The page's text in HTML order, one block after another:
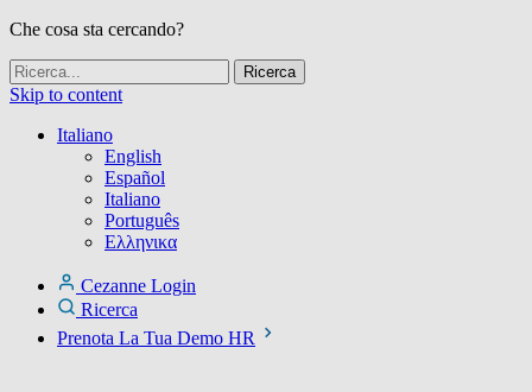
Che cosa sta cercando?
Skip to content
Italiano
English
Español
Italiano
Português
Ελληνικα
Cezanne Login
Ricerca
Prenota La Tua Demo HR